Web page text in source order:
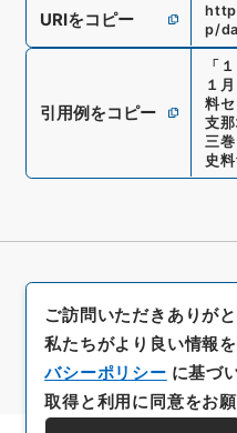
URIをコピー
p/
引用例をコピー
「
１
料
支
三巻
史
ご訪問いただきありが
私たちがより良い情報
バシーポリシー に基づ
取得と利用に同意をお願